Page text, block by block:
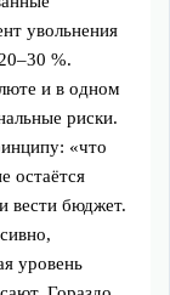
увольнения
%.
и в одном
риски.
«что
остаётся
вести бюджет.
уровень